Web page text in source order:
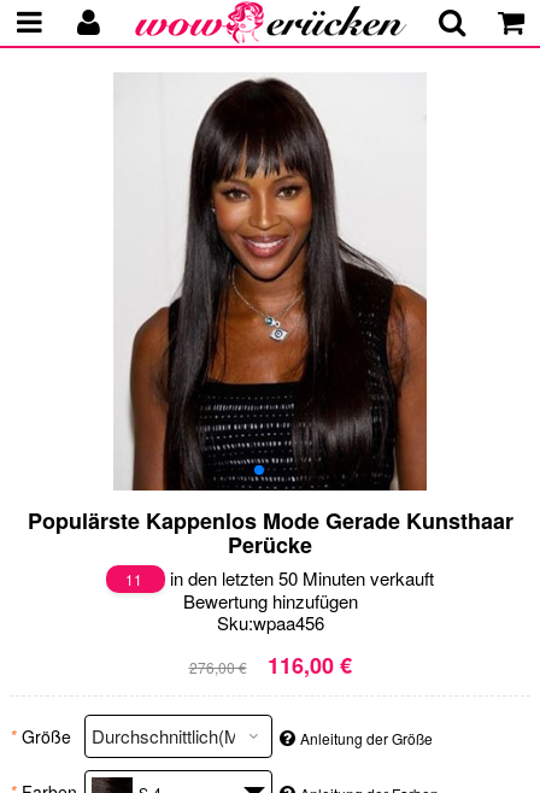
Populärste Kappenlos Mode Gerade Kunsthaar
Perücke
11
in den letzten 50 Minuten verkauft
Bewertung hinzufügen
Sku:wpaa456
276,00 € 116,00 €
* Größe Anleitung der Größe